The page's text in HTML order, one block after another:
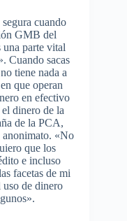
cuando
GMB del
parte vital
Cuando sacas
tiene nada a
que operan
en efectivo
dinero de la
de la PCA,
anonimato. «No
que los
e incluso
facetas de mi
uso de dinero